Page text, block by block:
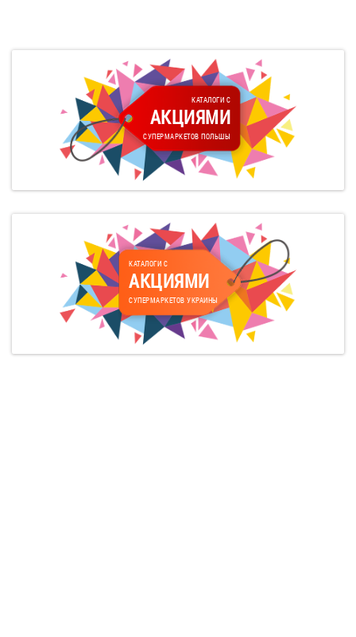
КАТАЛОГИ С
АКЦИЯМИ
СУПЕРМАРКЕТОВ ПОЛЬШЫ
КАТАЛОГИ С
АКЦИЯМИ
СУПЕРМАРКЕТОВ УКРАИНЫ